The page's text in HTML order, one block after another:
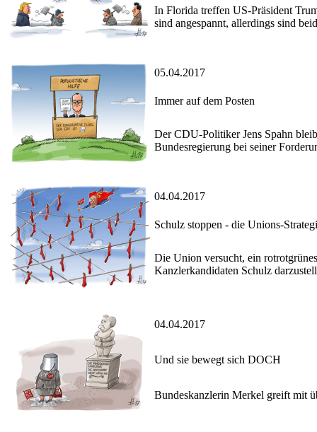
In Florida treffen US-Präsident
sind angespannt, allerdings sind
05.04.2017
Immer auf dem Posten
Der CDU-Politiker Jens Spahn
Bundesregierung bei seiner
04.04.2017
Schulz stoppen - die Unions-
Die Union versucht, ein
Kanzlerkandidaten Schulz
04.04.2017
Und sie bewegt sich DOCH
Bundeskanzlerin Merkel greift mit